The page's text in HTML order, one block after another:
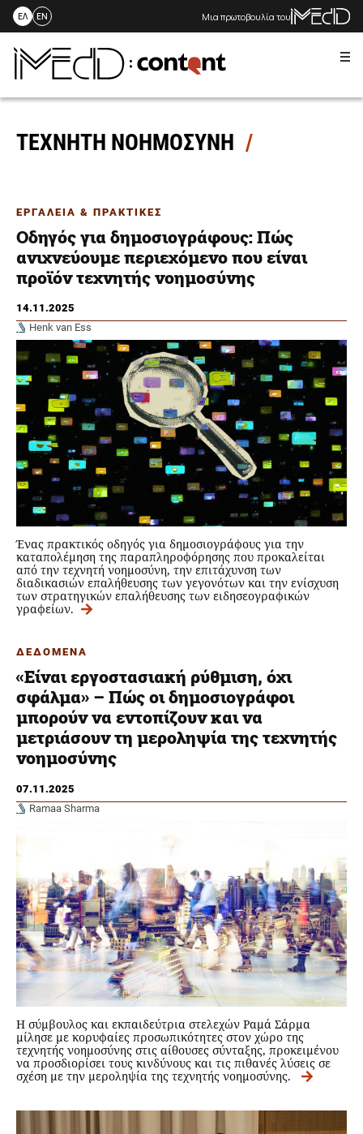
Skip
content
ΕΛ EN Μια πρωτοβουλία του
ΤΕΧΝΗΤΗ ΝΟΗΜΟΣΥΝΗ
ΕΡΓΑΛΕΙΑ & ΠΡΑΚΤΙΚΕΣ
Οδηγός για δημοσιογράφους: Πώς
ανιχνεύουμε περιεχόμενο που είναι
προϊόν τεχνητής νοημοσύνης
14.11.2025
Henk van Ess
Ένας πρακτικός οδηγός για δημοσιογράφους για την
καταπολέμηση της παραπληροφόρησης που προκαλείται
από την τεχνητή νοημοσύνη, την επιτάχυνση των
διαδικασιών επαλήθευσης των γεγονότων και την ενίσχυση
των στρατηγικών επαλήθευσης των ειδησεογραφικών
γραφείων.
ΔΕΔΟΜΕΝΑ
«Είναι εργοστασιακή ρύθμιση, όχι
σφάλμα» – Πώς οι δημοσιογράφοι
μπορούν να εντοπίζουν και να
μετριάσουν τη μεροληψία της τεχνητής
νοημοσύνης
07.11.2025
Ramaa Sharma
Η σύμβουλος και εκπαιδεύτρια στελεχών Ραμά Σάρμα
μίλησε με κορυφαίες προσωπικότητες στον χώρο της
τεχνητής νοημοσύνης στις αίθουσες σύνταξης, προκειμένου
να προσδιορίσει τους κινδύνους και τις πιθανές λύσεις σε
σχέση με την μεροληψία της τεχνητής νοημοσύνης.